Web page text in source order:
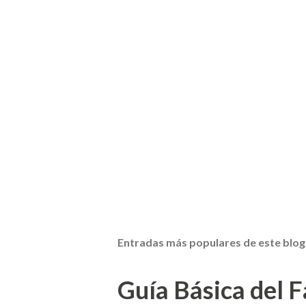
Entradas más populares de este blog
Guía Básica del